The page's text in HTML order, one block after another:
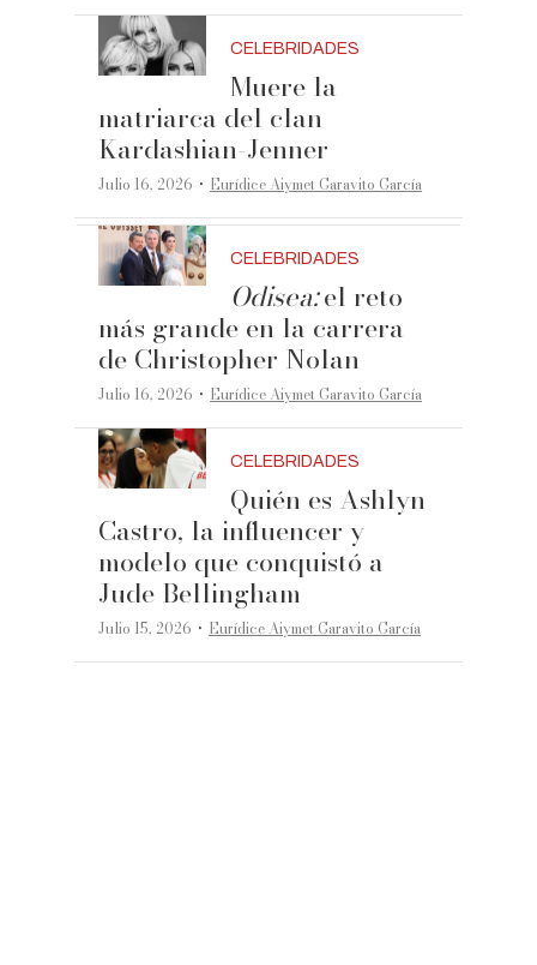
CELEBRIDADES
Muere la
matriarca del clan
Kardashian-Jenner
Julio 16, 2026 ·Eurídice Aiymet Garavito García
CELEBRIDADES
Odisea:el reto
más grande en la carrera
de Christopher Nolan
Julio 16, 2026 ·Eurídice Aiymet Garavito García
CELEBRIDADES
Quién es Ashlyn
Castro, la influencer y
modelo que conquistó a
Jude Bellingham
Julio 15, 2026 ·Eurídice Aiymet Garavito García